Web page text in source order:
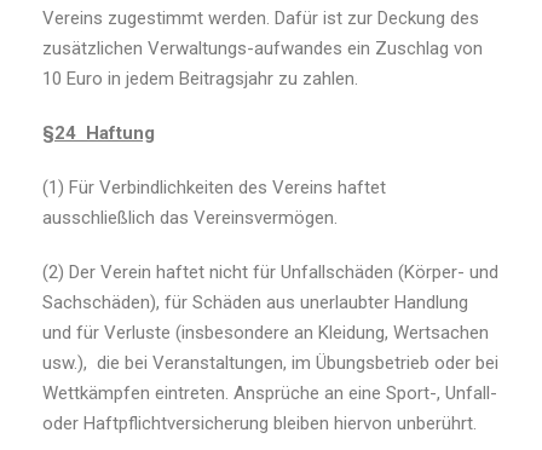
Vereins zugestimmt werden. Dafür ist zur Deckung des
zusätzlichen Verwaltungs-aufwandes ein Zuschlag von
10 Euro in jedem Beitragsjahr zu zahlen.
§24 Haftung
(1) Für Verbindlichkeiten des Vereins haftet
ausschließlich das Vereinsvermögen.
(2) Der Verein haftet nicht für Unfallschäden (Körper- und
Sachschäden), für Schäden aus unerlaubter Handlung
und für Verluste (insbesondere an Kleidung, Wertsachen
usw.), die bei Veranstaltungen, im Übungsbetrieb oder bei
Wettkämpfen eintreten. Ansprüche an eine Sport-, Unfall-
oder Haftpflichtversicherung bleiben hiervon unberührt.